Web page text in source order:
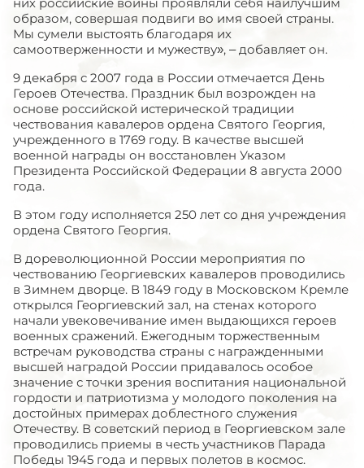
образом, совершая подвиги во имя своей страны.
Мы сумели выстоять благодаря их
самоотверженности и мужеству», – добавляет он.
9 декабря с 2007 года в России отмечается День
Героев Отечества. Праздник был возрожден на
основе российской истерической традиции
чествования кавалеров ордена Святого Георгия,
учрежденного в 1769 году. В качестве высшей
военной награды он восстановлен Указом
Президента Российской Федерации 8 августа 2000
года.
В этом году исполняется 250 лет со дня учреждения
ордена Святого Георгия.
В дореволюционной России мероприятия по
чествованию Георгиевских кавалеров проводились
в Зимнем дворце. В 1849 году в Московском Кремле
открылся Георгиевский зал, на стенах которого
начали увековечивание имен выдающихся героев
военных сражений. Ежегодным торжественным
встречам руководства страны с награжденными
высшей наградой России придавалось особое
значение с точки зрения воспитания национальной
гордости и патриотизма у молодого поколения на
достойных примерах доблестного служения
Отечеству. В советский период в Георгиевском зале
проводились приемы в честь участников Парада
Победы 1945 года и первых полетов в космос.